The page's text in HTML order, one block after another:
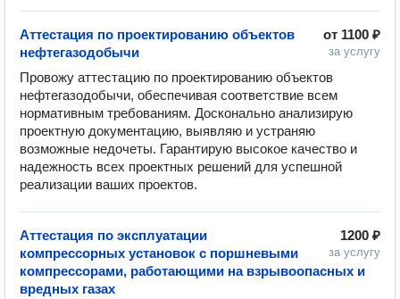
от 1100 ₽
за услугу
Аттестация по проектированию объектов
нефтегазодобычи
Провожу аттестацию по проектированию объектов
нефтегазодобычи, обеспечивая соответствие всем
нормативным требованиям. Досконально анализирую
проектную документацию, выявляю и устраняю
возможные недочеты. Гарантирую высокое качество и
надежность всех проектных решений для успешной
реализации ваших проектов.
1200 ₽
за услугу
Аттестация по эксплуатации
компрессорных установок с поршневыми
компрессорами, работающими на взрывоопасных и
вредных газах